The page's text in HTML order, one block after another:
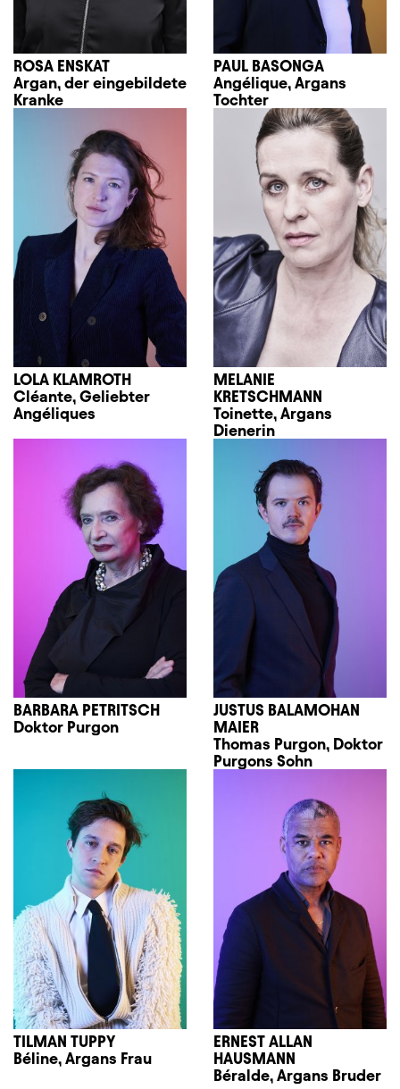
ROSA ENSKAT
Argan, der eingebildete
Kranke
PAUL BASONGA
Angélique, Argans
Tochter
LOLA KLAMROTH
Cléante, Geliebter
Angéliques
MELANIE
KRETSCHMANN
Toinette, Argans
Dienerin
BARBARA PETRITSCH
Doktor Purgon
JUSTUS BALAMOHAN
MAIER
Thomas Purgon, Doktor
Purgons Sohn
TILMAN TUPPY
Béline, Argans Frau
ERNEST ALLAN
HAUSMANN
Béralde, Argans Bruder